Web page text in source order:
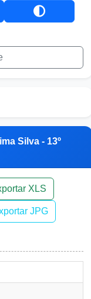
Silva - 13º
XLS
JPG